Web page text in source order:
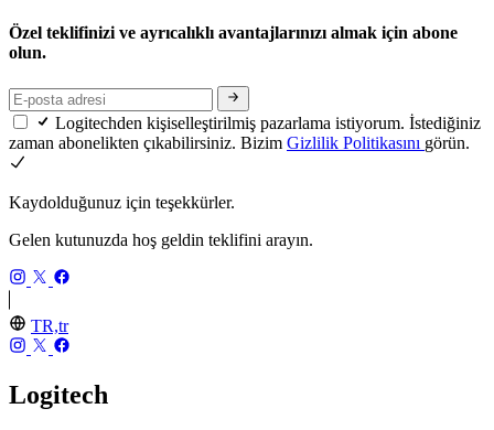
Özel teklifinizi ve ayrıcalıklı avantajlarınızı almak için abone
olun.
Logitechden kişiselleştirilmiş pazarlama istiyorum. İstediğiniz
zaman abonelikten çıkabilirsiniz. Bizim Gizlilik Politikasını görün.
Kaydolduğunuz için teşekkürler.
Gelen kutunuzda hoş geldin teklifini arayın.
TR,tr
Logitech